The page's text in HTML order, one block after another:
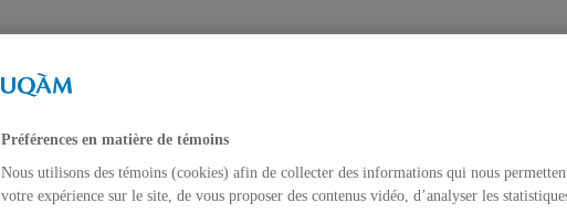
Préférences en matière de témoins
Nous utilisons des témoins (cookies) afin de collecter des informations qui nous
votre expérience sur le site, de vous proposer des contenus vidéo, d’analyser les